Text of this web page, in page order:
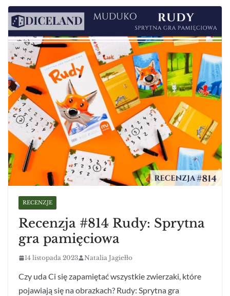
RECENZJE
Recenzja #814 Rudy: Sprytna
gra pamięciowa
14 listopada 2023 Natalia Jagiełło
Czy uda Ci się zapamiętać wszystkie zwierzaki, które
pojawiają się na obrazkach? Rudy: Sprytna gra